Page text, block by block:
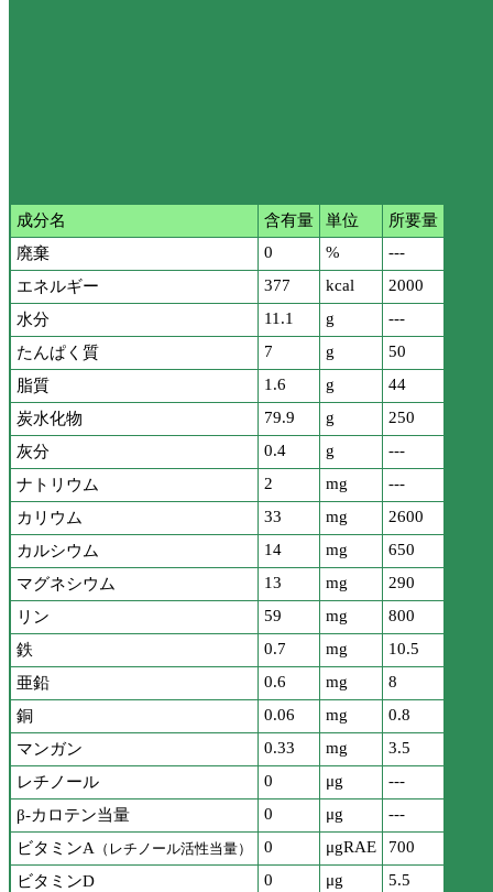
成分名 含有量 単位
所要量
廃棄
0 %
---
エネルギー
377 kcal
2000
水分
11.1 g
---
たんぱく質
7 g
50
脂質
1.6 g
44
炭水化物
79.9 g
250
灰分
0.4 g
---
ナトリウム
2 mg
---
カリウム
33 mg
2600
カルシウム
14 mg
650
マグネシウム
13 mg
290
リン
59 mg
800
鉄
0.7 mg
10.5
亜鉛
0.6 mg
8
銅
0.06 mg
0.8
マンガン
0.33 mg
3.5
レチノール
0 μg
---
β-カロテン当量
0 μg
---
ビタミンA （レチノール活性当量） 0 μgRAE
700
ビタミンD
0 μg
5.5